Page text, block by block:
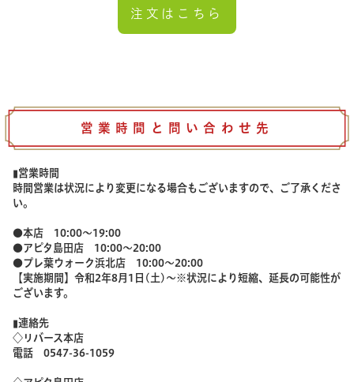
注文はこちら
営業時間と問い合わせ先
▮営業時間
時間営業は状況により変更になる場合もございますので、ご了承くださ
い。
●本店 10:00～19:00
●アピタ島田店 10:00～20:00
●プレ葉ウォーク浜北店 10:00～20:00
【実施期間】令和2年8月1日(土)～※状況により短縮、延長の可能性が
ございます。
▮連絡先
◇リバース本店
電話 0547-36-1059